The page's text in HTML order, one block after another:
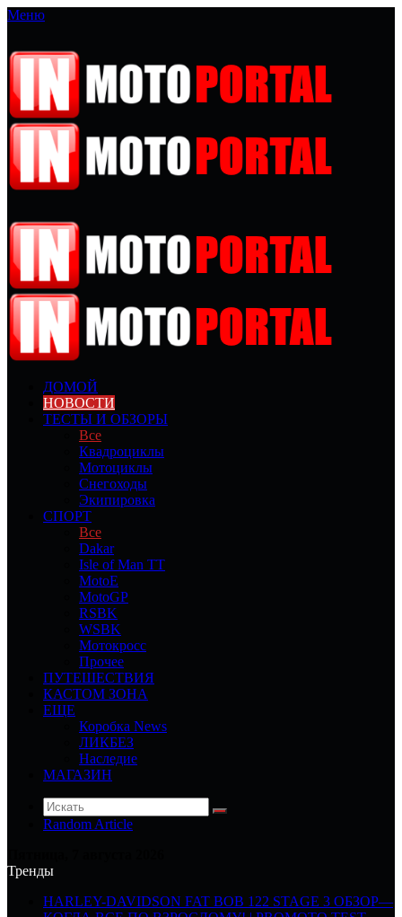
Меню
ДОМОЙ
НОВОСТИ
ТЕСТЫ И ОБЗОРЫ
Все
Квадроциклы
Мотоциклы
Снегоходы
Экипировка
СПОРТ
Все
Dakar
Isle of Man TT
MotoE
MotoGP
RSBK
WSBK
Мотокросс
Прочее
ПУТЕШЕСТВИЯ
КАСТОМ ЗОНА
ЕЩЕ
Коробка News
ЛИКБЕЗ
Наследие
МАГАЗИН
Random Article
Тренды
HARLEY-DAVIDSON FAT BOB 122 STAGE 3 ОБЗОР—